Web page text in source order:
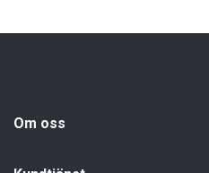
Om oss